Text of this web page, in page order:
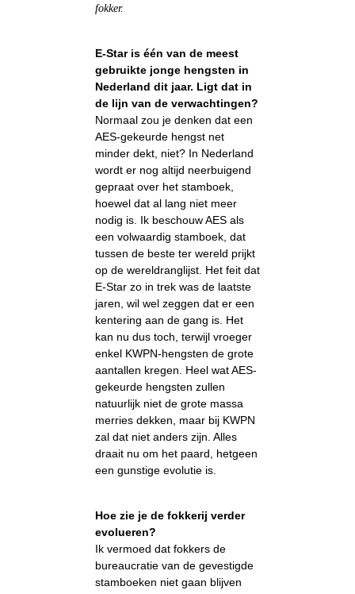
fokker.
E-Star is één van de meest
gebruikte jonge hengsten in
Nederland dit jaar. Ligt dat in
de lijn van de verwachtingen?
Normaal zou je denken dat een
AES-gekeurde hengst net
minder dekt, niet? In Nederland
wordt er nog altijd neerbuigend
gepraat over het stamboek,
hoewel dat al lang niet meer
nodig is. Ik beschouw AES als
een volwaardig stamboek, dat
tussen de beste ter wereld prijkt
op de wereldranglijst. Het feit dat
E-Star zo in trek was de laatste
jaren, wil wel zeggen dat er een
kentering aan de gang is. Het
kan nu dus toch, terwijl vroeger
enkel KWPN-hengsten de grote
aantallen kregen. Heel wat AES-
gekeurde hengsten zullen
natuurlijk niet de grote massa
merries dekken, maar bij KWPN
zal dat niet anders zijn. Alles
draait nu om het paard, hetgeen
een gunstige evolutie is.
Hoe zie je de fokkerij verder
evolueren?
Ik vermoed dat fokkers de
bureaucratie van de gevestigde
stamboeken niet gaan blijven